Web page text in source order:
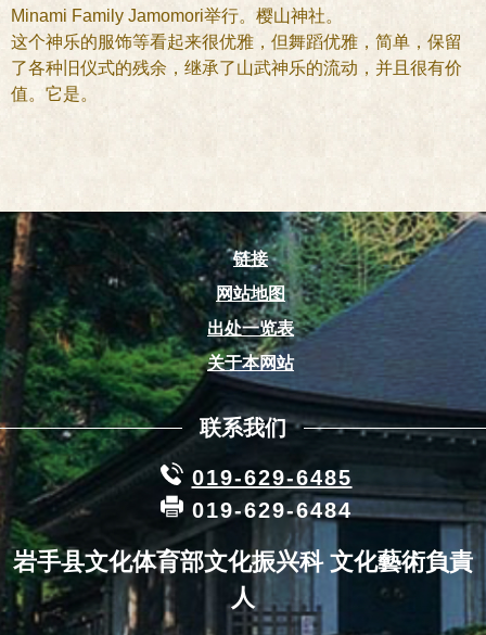
Minami Family Jamomori举行。樱山神社。
这个神乐的服饰等看起来很优雅，但舞蹈优雅，简单，保留
了各种旧仪式的残余，继承了山武神乐的流动，并且很有价
值。它是。
链接
网站地图
出处一览表
关于本网站
联系我们
019-629-6485
019-629-6484
岩手县文化体育部文化振兴科 文化藝術負責
人